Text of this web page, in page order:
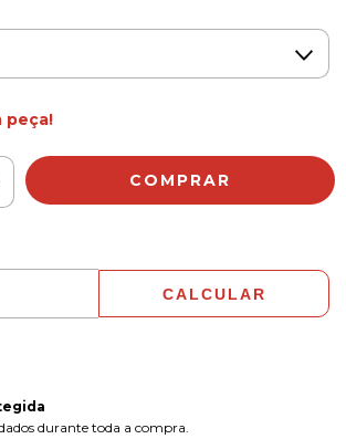
peça!
CALCULAR
durante toda a compra.